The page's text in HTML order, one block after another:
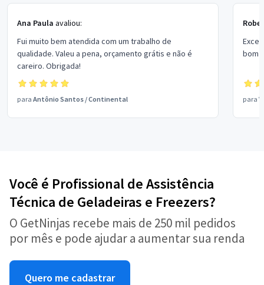
Ana Paula avaliou:
Fui muito bem atendida com um trabalho de
qualidade. Valeu a pena, orçamento grátis e não é
careiro. Obrigada!
para Antônio Santos /Continental
bom
para
Você é Profissional de Assistência
Técnica de Geladeiras e Freezers?
O GetNinjas recebe mais de 250 mil pedidos
por mês e pode ajudar a aumentar sua renda
Quero me cadastrar